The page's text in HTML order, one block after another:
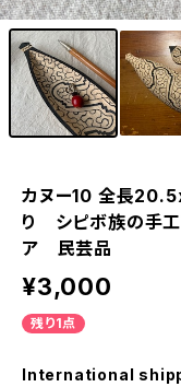
カヌー10 全長
り シピボ族の手
ア 民芸品
¥3,000
残り1点
International